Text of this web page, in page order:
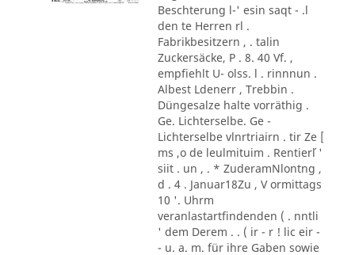
Beschterung l-' esin saqt - .l
den te Herren rl .
Fabrikbesitzern , . talin
Zuckersäcke, P . 8. 40 Vf. ,
empfiehlt U- olss. l . rinnnun .
Albest Ldenerr , Trebbin .
Düngesalze halte vorräthig .
Ge. Lichterselbe. Ge -
Lichterselbe vlnrtriairn . tir Ze [
ms ,o de leulmituim . Rentier´l '
siit . un , . * ZuderamNlontng ,
d . 4 . Januar18Zu , V ormittags
10 '. Uhrm
veranlastartfindenden ( . nntli
' dem Derem . . ( ir - r ! lic eir -
- u. a. m. für ihre Gaben sowie